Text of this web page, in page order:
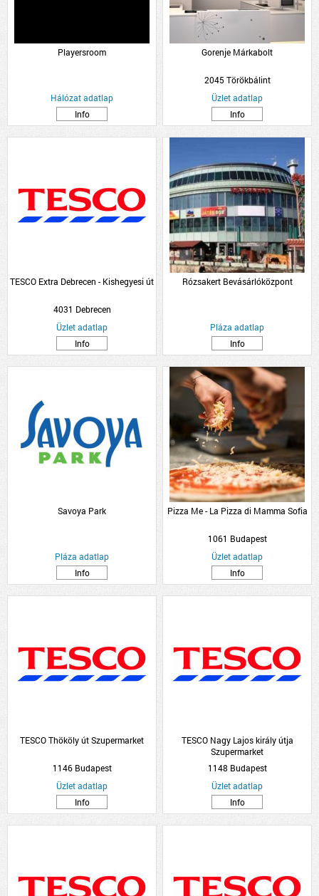
Playersroom
Hálózat adatlap
Info
Gorenje Márkabolt
2045 Törökbálint
Üzlet adatlap
Info
TESCO Extra Debrecen - Kishegyesi út
4031 Debrecen
Üzlet adatlap
Info
Rózsakert Bevásárlóközpont
Pláza adatlap
Info
Savoya Park
Pláza adatlap
Info
Pizza Me - La Pizza di Mamma Sofia
1061 Budapest
Üzlet adatlap
Info
TESCO Thököly út Szupermarket
1146 Budapest
Üzlet adatlap
Info
TESCO Nagy Lajos király útja
Szupermarket
1148 Budapest
Üzlet adatlap
Info